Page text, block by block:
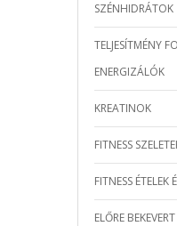
SZÉNHIDRÁTOK
TELJESÍTMÉNY
ENERGIZÁLÓK
KREATINOK
FITNESS
FITNESS
ELŐRE